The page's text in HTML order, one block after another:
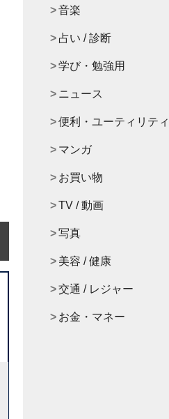
音楽
占い / 診断
学び・勉強用
ニュース
便利・ユーティリテ
マンガ
お買い物
TV / 動画
写真
美容 / 健康
交通 / レジャー
お金・マネー